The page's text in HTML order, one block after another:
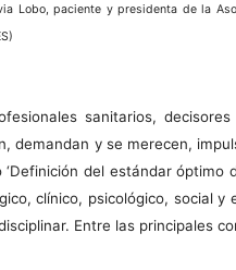
Lobo, paciente y presidenta de la
sanitarios,
y se merecen,
del estándar óptimo
clínico, psicológico, social
Entre las principales